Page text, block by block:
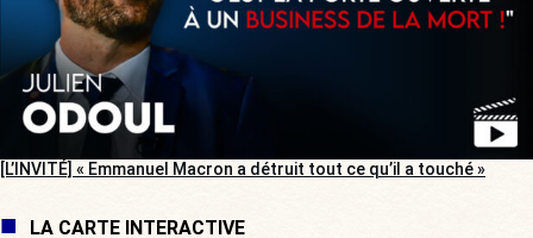
[L’INVITÉ] « Emmanuel Macron a détruit tout ce qu’il a touché »
LA CARTE INTERACTIVE